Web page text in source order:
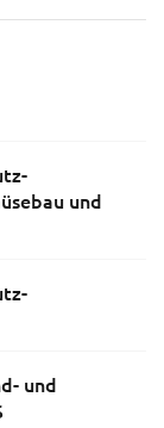
und
und